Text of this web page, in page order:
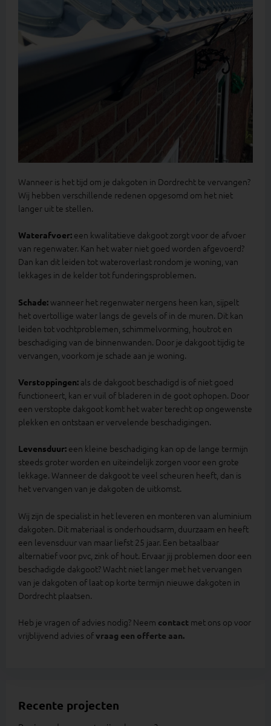
Wanneer is het tijd om je dakgoten in Dordrecht te vervangen?
Wij hebben verschillende redenen opgesomd om het niet
langer uit te stellen.
Waterafvoer: een kwalitatieve dakgoot zorgt voor de afvoer
van regenwater. Kan het water niet goed worden afgevoerd?
Dan kan dit leiden tot wateroverlast rondom je woning, van
lekkages in de kelder tot funderingsproblemen.
Schade:wanneer het regenwater nergens heen kan, sijpelt
het overtollige water langs de gevels of in de muren. Dit kan
leiden tot vochtproblemen, schimmelvorming, houtrot en
beschadiging van de binnenwanden. Door je dakgoot tijdig te
vervangen, voorkom je schade aan je woning.
Verstoppingen: als de dakgoot beschadigd is of niet goed
functioneert, kan er vuil of bladeren in de goot ophopen. Door
een verstopte dakgoot komt het water terecht op ongewenste
plekken en ontstaan er vervelende beschadigingen.
Levensduur: een kleine beschadiging kan op de lange termijn
steeds groter worden en uiteindelijk zorgen voor een grote
lekkage. Wanneer de dakgoot te veel scheuren heeft, dan is
het vervangen van je dakgoten de uitkomst.
Wij zijn de specialist in het leveren en monteren van aluminium
dakgoten. Dit materiaal is onderhoudsarm, duurzaam en heeft
een levensduur van maar liefst 25 jaar. Een betaalbaar
alternatief voor pvc, zink of hout. Ervaar jij problemen door een
beschadigde dakgoot? Wacht niet langer met het vervangen
van je dakgoten of laat op korte termijn nieuwe dakgoten in
Dordrecht plaatsen.
Heb je vragen of advies nodig? Neem contact met ons op voor
vrijblijvend advies ofvraag een offerte aan.
Recente projecten